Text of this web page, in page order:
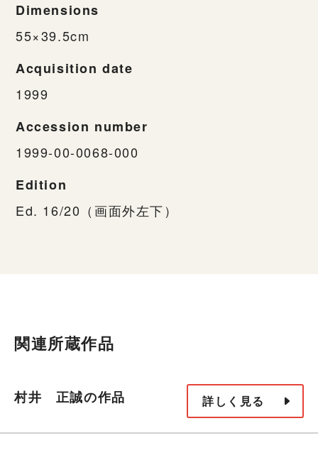
Dimensions
55×39.5cm
Acquisition date
1999
Accession number
1999-00-0068-000
Edition
Ed. 16/20（画面外左下）
関連所蔵作品
村井 正誠の作品 詳しく見る